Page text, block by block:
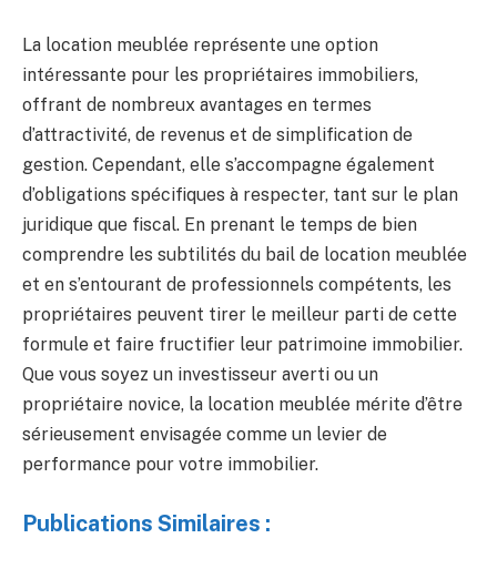
La location meublée représente une option
intéressante pour les propriétaires immobiliers,
offrant de nombreux avantages en termes
d’attractivité, de revenus et de simplification de
gestion. Cependant, elle s’accompagne également
d’obligations spécifiques à respecter, tant sur le plan
juridique que fiscal. En prenant le temps de bien
comprendre les subtilités du bail de location meublée
et en s’entourant de professionnels compétents, les
propriétaires peuvent tirer le meilleur parti de cette
formule et faire fructifier leur patrimoine immobilier.
Que vous soyez un investisseur averti ou un
propriétaire novice, la location meublée mérite d’être
sérieusement envisagée comme un levier de
performance pour votre immobilier.
Publications Similaires :